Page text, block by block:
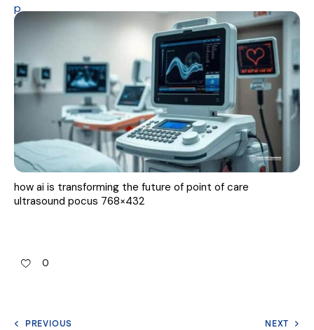
p
how ai is transforming the future of point of care
ultrasound pocus 768×432
0
PREVIOUS NEXT